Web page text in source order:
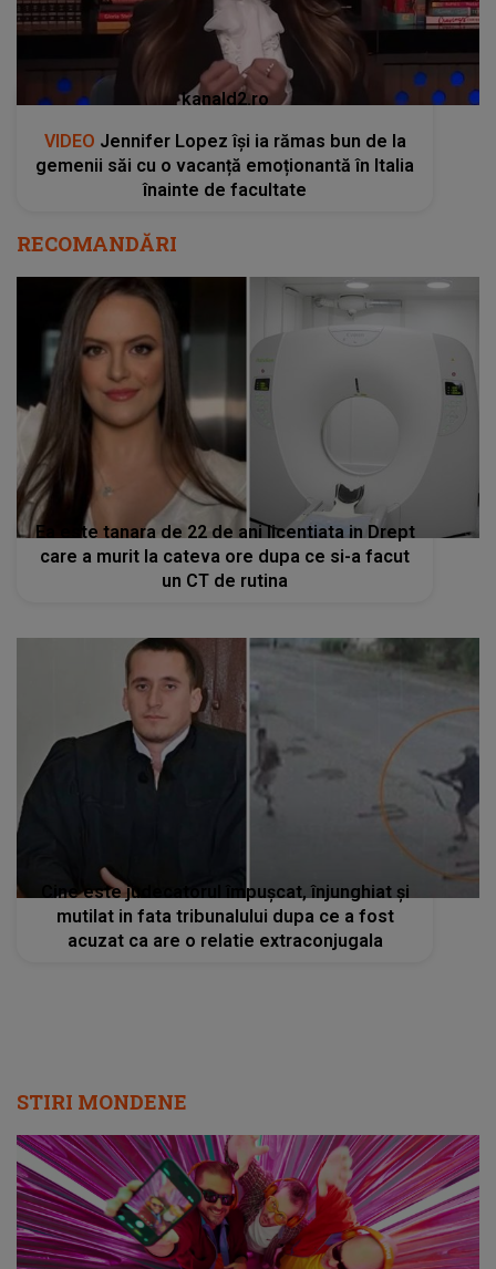
kanald2.ro
VIDEO Jennifer Lopez își ia rămas bun de la
gemenii săi cu o vacanță emoționantă în Italia
înainte de facultate
RECOMANDĂRI
Ea este tanara de 22 de ani licentiata in Drept
care a murit la cateva ore dupa ce si-a facut
un CT de rutina
Cine este judecatorul împușcat, înjunghiat și
mutilat in fata tribunalului dupa ce a fost
acuzat ca are o relatie extraconjugala
STIRI MONDENE